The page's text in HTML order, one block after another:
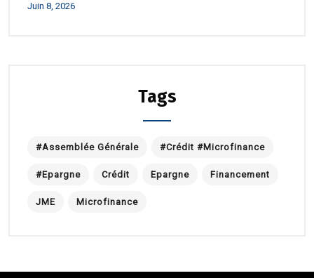
Juin 8, 2026
Tags
#Assemblée Générale #Crédit #Microfinance
#Epargne Crédit Epargne Financement
JME Microfinance